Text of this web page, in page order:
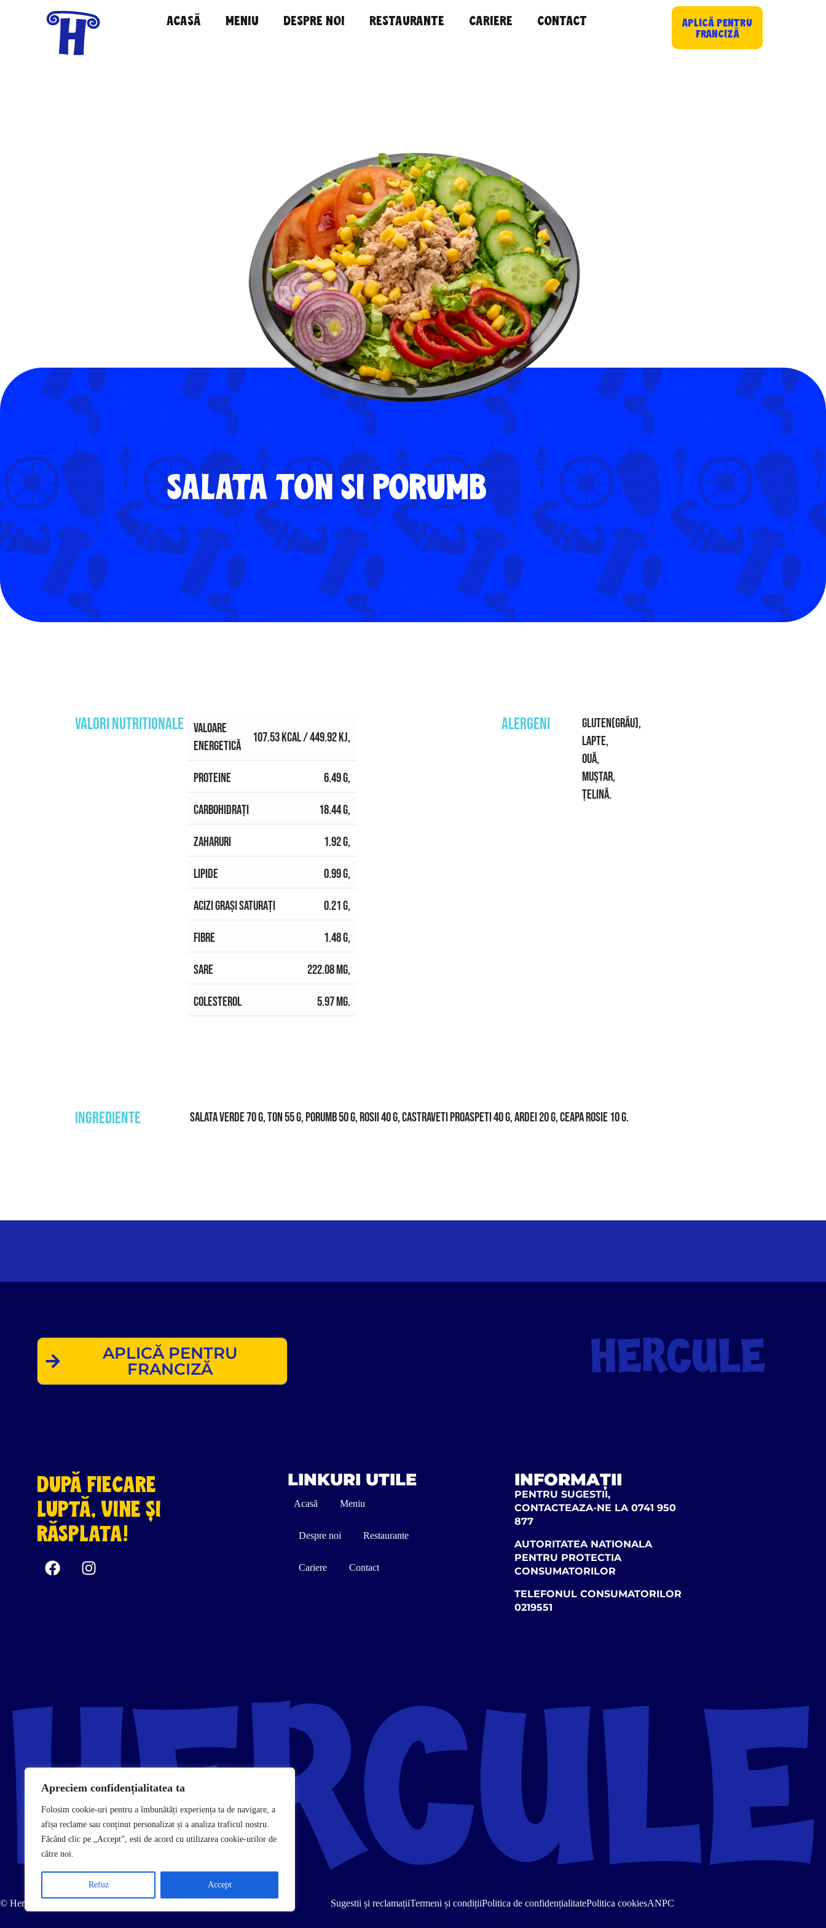
Apreciem confidențialitatea ta
Folosim cookie-uri pentru a îmbunătăți experiența ta de navigare, a
afișa reclame sau conținut personalizat și a analiza traficul nostru.
Făcând clic pe „Accept”, esti de acord cu utilizarea cookie-urilor de
către noi.
Refuz Accept
ACASĂ MENIU DESPRE NOI RESTAURANTE CARIERE CONTACT
APLICĂ PENTRU
FRANCIZĂ
SALATA TON SI PORUMB
VALORI NUTRITIONALE
VALOARE
ENERGETICĂ
107.53 KCAL / 449.92 KJ,
PROTEINE 6.49 G,
CARBOHIDRAȚI 18.44 G,
ZAHARURI 1.92 G,
LIPIDE 0.99 G,
ACIZI GRAȘI SATURAȚI 0.21 G,
FIBRE 1.48 G,
SARE 222.08 MG,
COLESTEROL 5.97 MG.
ALERGENI
GLUTEN(GRÂU),
LAPTE,
OUĂ,
MUȘTAR,
ȚELINĂ.
INGREDIENTE SALATA VERDE 70 G, TON 55 G, PORUMB 50 G, ROSII 40 G, CASTRAVETI PROASPETI 40 G, ARDEI 20 G, CEAPA ROSIE 10 G.
APLICĂ PENTRU
FRANCIZĂ
DUPĂ FIECARE
LUPTĂ, VINE ȘI
RĂSPLATA!
LINKURI UTILE
Acasă Meniu
Despre noi Restaurante
Cariere Contact
INFORMAȚII
PENTRU SUGESTII,
CONTACTEAZA-NE LA 0741 950
877
AUTORITATEA NATIONALA
PENTRU PROTECTIA
CONSUMATORILOR
TELEFONUL CONSUMATORILOR
0219551
© Hercule • Toate drepturile rezervate Sugestii și reclamațiiTermeni și condițiiPolitica de confidențialitatePolitica cookiesANPC